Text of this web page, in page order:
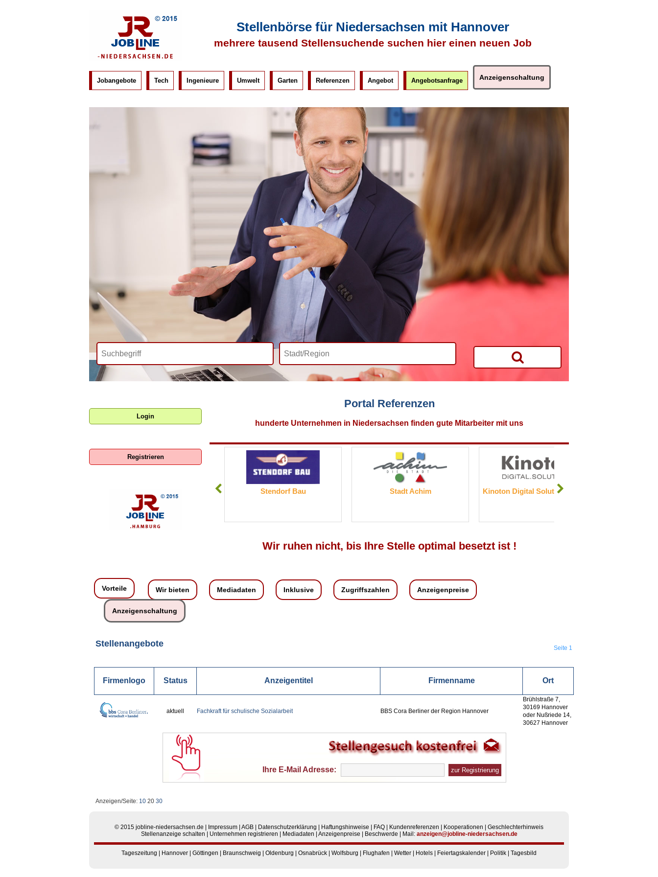
Stellenbörse für Niedersachsen mit Hannover
mehrere tausend Stellensuchende suchen hier einen neuen Job
Jobangebote Tech Ingenieure Umwelt Garten Referenzen Angebot Angebotsanfrage Anzeigenschaltung
Portal Referenzen
hunderte Unternehmen in Niedersachsen finden gute Mitarbeiter mit uns
Stendorf Bau Stadt Achim Kinoton Digital Solutions GmbH
Wir ruhen nicht, bis Ihre Stelle optimal besetzt ist !
Login
Registrieren
Vorteile Wir bieten Mediadaten Inklusive Zugriffszahlen Anzeigenpreise
Anzeigenschaltung
Stellenangebote Seite 1
Firmenlogo Status Anzeigentitel Firmenname Ort
aktuell Fachkraft für schulische Sozialarbeit BBS Cora Berliner der Region Hannover
Brühlstraße 7,
30169 Hannover
oder Nußriede 14,
30627 Hannover
Ihre E-Mail Adresse:
Anzeigen/Seite: 10 20 30
© 2015 jobline-niedersachsen.de | Impressum | AGB | Datenschutzerklärung | Haftungshinweise | FAQ | Kundenreferenzen | Kooperationen | Geschlechterhinweis
Stellenanzeige schalten | Unternehmen registrieren | Mediadaten | Anzeigenpreise | Beschwerde | Mail: anzeigen@jobline-niedersachsen.de
Tageszeitung | Hannover | Göttingen | Braunschweig | Oldenburg | Osnabrück | Wolfsburg | Flughafen | Wetter | Hotels | Feiertagskalender | Politik | Tagesbild